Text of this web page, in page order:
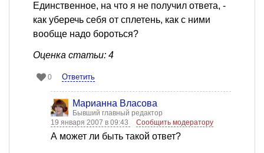
Единственное, на что я не получил ответа, -
как уберечь себя от сплетень, как с ними
вообще надо бороться?
Оценка статьи: 4
0 Ответить
Марианна Власова
Бывший главный редактор
19 января 2007 в 09:43
Сообщить модератору
А может ли быть такой ответ?